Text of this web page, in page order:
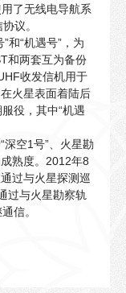
了无线电导航系
议。
“机遇号”，为
和两套互为备份
收发信机用于
火星表面着陆后
役，其中“机遇
空1号”、火星勘
熟度。2012年8
过与火星探测巡
过与火星勘察轨
信。